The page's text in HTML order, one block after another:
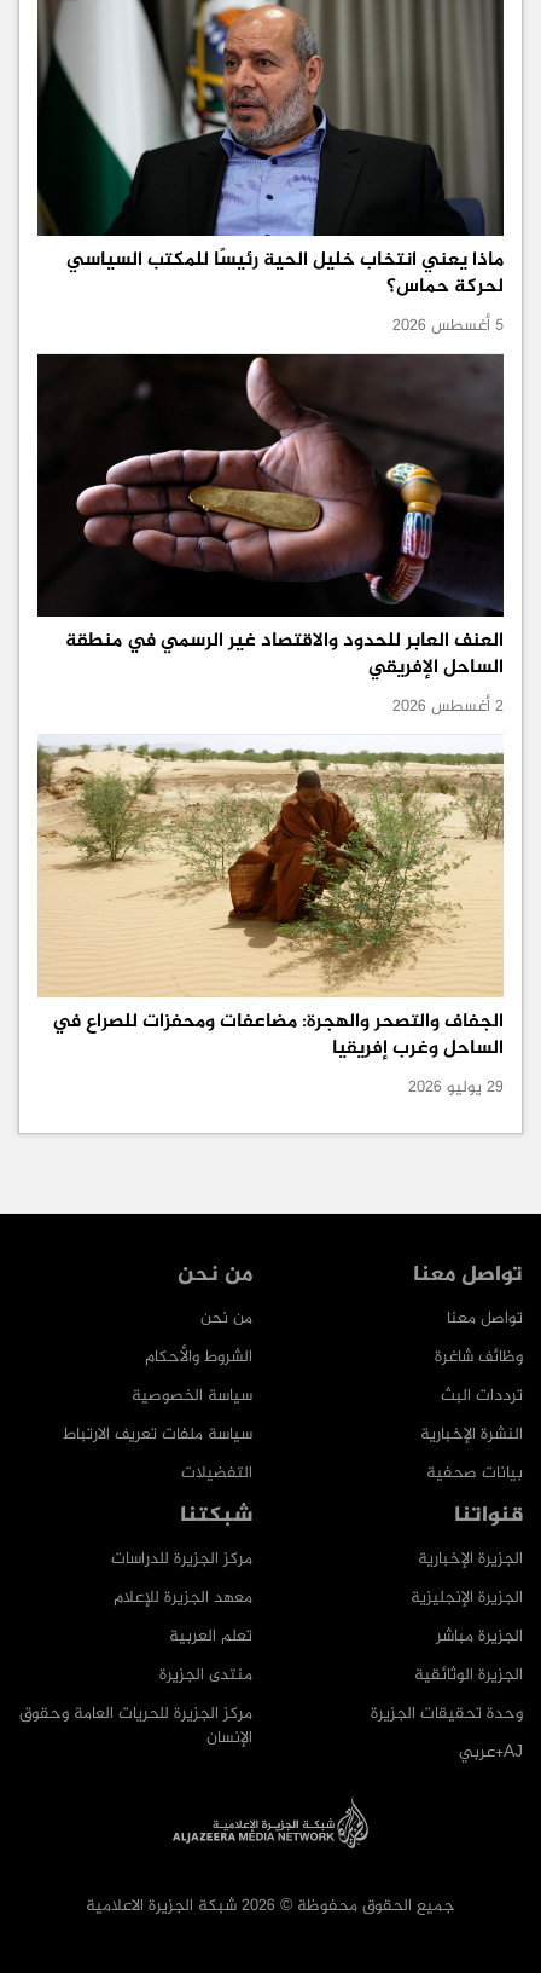
ماذا يعني انتخاب خليل الحية رئيسًا للمكتب السياسي
لحركة حماس؟
5 أغسطس 2026
العنف العابر للحدود والاقتصاد غير الرسمي في منطقة
الساحل الإفريقي
2 أغسطس 2026
الجفاف والتصحر والهجرة: مضاعفات ومحفزات للصراع في
الساحل وغرب إفريقيا
29 يوليو 2026
من نحن
من نحن
الشروط والأحكام
سياسة الخصوصية
سياسة ملفات تعريف الارتباط
التفضيلات
تواصل معنا
تواصل معنا
وظائف شاغرة
ترددات البث
النشرة الإخبارية
بيانات صحفية
شبكتنا
مركز الجزيرة للدراسات
معهد الجزيرة للإعلام
تعلم العربية
منتدى الجزيرة
مركز الجزيرة للحريات العامة وحقوق
الإنسان
قنواتنا
الجزيرة الإخبارية
الجزيرة الإنجليزية
الجزيرة مباشر
الجزيرة الوثائقية
وحدة تحقيقات الجزيرة
AJ+عربي
جميع الحقوق محفوظة © 2026 شبكة الجزيرة الاعلامية